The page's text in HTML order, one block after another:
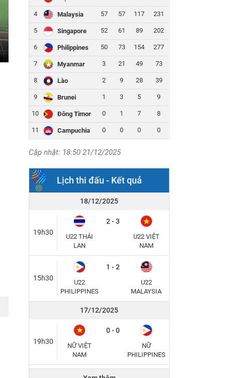
4 Malaysia 57 57 117 231
5 Singapore 52 61 89 202
6 Philippines 50 73 154 277
7 Myanmar 3 21 49 73
8 Lào 2 9 28 39
9 Brunei 1 3 5 9
10 Đông Timor 0 1 7 8
11 Campuchia 0 0 0 0
Cập nhật: 18:50 21/12/2025
Lịch thi đấu - Kết quả
18/12/2025
19h30
U22 THÁI
LAN
2 - 3
U22 VIỆT
NAM
15h30
U22
PHILIPPINES
1 - 2
U22
MALAYSIA
17/12/2025
19h30
NỮ VIỆT
NAM
0 - 0
NỮ
PHILIPPINES
2 - 0